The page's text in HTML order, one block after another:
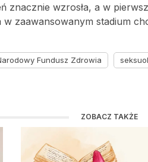
znacznie wzrosła, a w
zaawansowanym stadium
Fundusz Zdrowia
ZOBACZ TAKŻE